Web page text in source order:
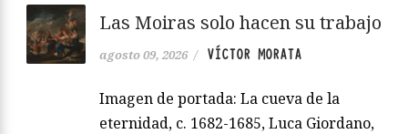
Las Moiras solo hacen su trabajo
agosto 09, 2026 / VÍCTOR MORATA
Imagen de portada: La cueva de la
eternidad, c. 1682-1685, Luca Giordano,